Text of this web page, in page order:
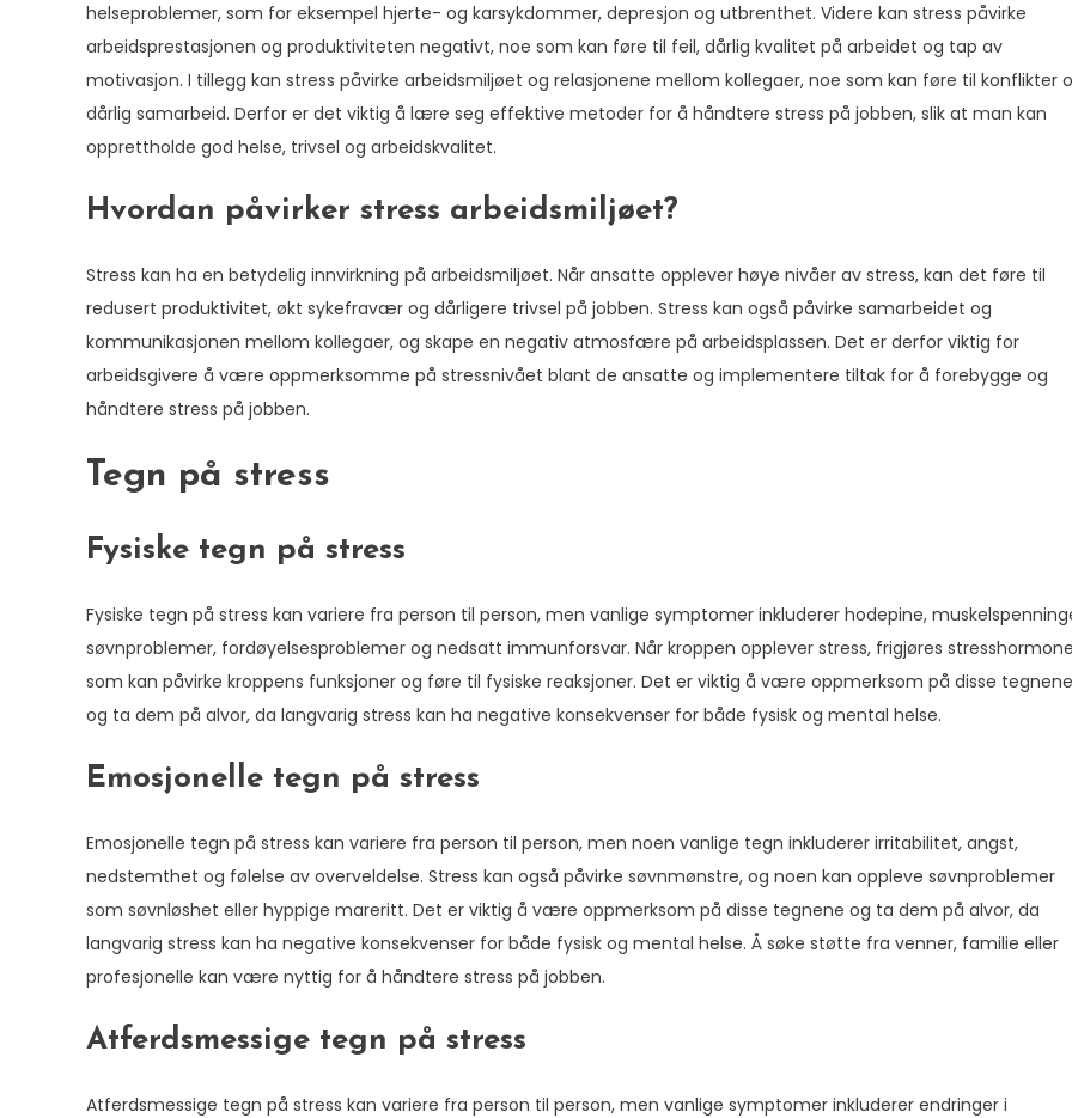
helseproblemer, som for eksempel hjerte- og karsykdommer, depresjon og utbrenthet. Videre kan stress påvirke
arbeidsprestasjonen og produktiviteten negativt, noe som kan føre til feil, dårlig kvalitet på arbeidet og tap av
motivasjon. I tillegg kan stress påvirke arbeidsmiljøet og relasjonene mellom kollegaer, noe som kan føre til konflikter
dårlig samarbeid. Derfor er det viktig å lære seg effektive metoder for å håndtere stress på jobben, slik at man kan
opprettholde god helse, trivsel og arbeidskvalitet.
Hvordan påvirker stress arbeidsmiljøet?
Stress kan ha en betydelig innvirkning på arbeidsmiljøet. Når ansatte opplever høye nivåer av stress, kan det føre til
redusert produktivitet, økt sykefravær og dårligere trivsel på jobben. Stress kan også påvirke samarbeidet og
kommunikasjonen mellom kollegaer, og skape en negativ atmosfære på arbeidsplassen. Det er derfor viktig for
arbeidsgivere å være oppmerksomme på stressnivået blant de ansatte og implementere tiltak for å forebygge og
håndtere stress på jobben.
Tegn på stress
Fysiske tegn på stress
Fysiske tegn på stress kan variere fra person til person, men vanlige symptomer inkluderer hodepine,
søvnproblemer, fordøyelsesproblemer og nedsatt immunforsvar. Når kroppen opplever stress, frigjøres
som kan påvirke kroppens funksjoner og føre til fysiske reaksjoner. Det er viktig å være oppmerksom på disse tegnene
og ta dem på alvor, da langvarig stress kan ha negative konsekvenser for både fysisk og mental helse.
Emosjonelle tegn på stress
Emosjonelle tegn på stress kan variere fra person til person, men noen vanlige tegn inkluderer irritabilitet, angst,
nedstemthet og følelse av overveldelse. Stress kan også påvirke søvnmønstre, og noen kan oppleve søvnproblemer
som søvnløshet eller hyppige mareritt. Det er viktig å være oppmerksom på disse tegnene og ta dem på alvor, da
langvarig stress kan ha negative konsekvenser for både fysisk og mental helse. Å søke støtte fra venner, familie eller
profesjonelle kan være nyttig for å håndtere stress på jobben.
Atferdsmessige tegn på stress
Atferdsmessige tegn på stress kan variere fra person til person, men vanlige symptomer inkluderer endringer i